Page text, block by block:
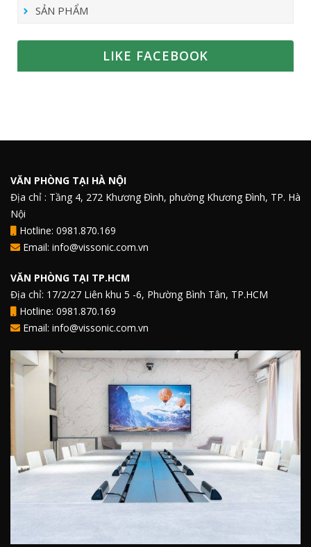
SẢN PHẨM
LIKE FACEBOOK
VĂN PHÒNG TẠI HÀ NỘI
Địa chỉ : Tầng 4, 272 Khương Đình, phường Khương Đình, TP. Hà
Nội
Hotline: 0981.870.169
Email: info@vissonic.com.vn
VĂN PHÒNG TẠI TP.HCM
Địa chỉ: 17/2/27 Liên khu 5 -6, Phường Bình Tân, TP.HCM
Hotline: 0981.870.169
Email: info@vissonic.com.vn